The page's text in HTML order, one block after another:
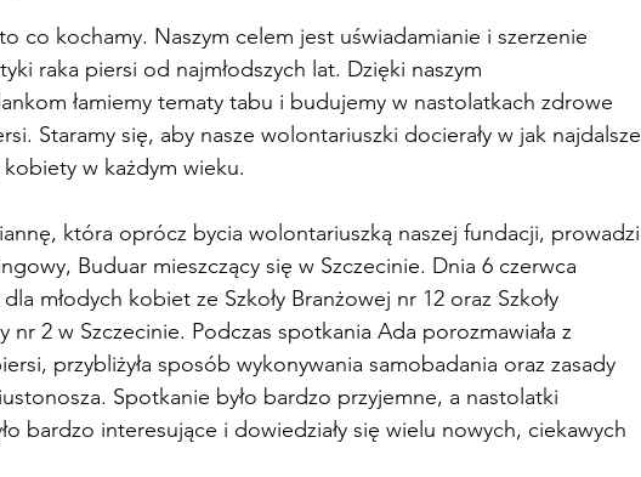
co kochamy. Naszym celem jest uświadamianie i szerzenie
raka piersi od najmłodszych lat. Dzięki naszym
łamiemy tematy tabu i budujemy w nastolatkach zdrowe
Staramy się, aby nasze wolontariuszki docierały w jak najdalsze
w każdym wieku.
która oprócz bycia wolontariuszką naszej fundacji, prowadzi
Buduar mieszczący się w Szczecinie. Dnia 6 czerwca
młodych kobiet ze Szkoły Branżowej nr 12 oraz Szkoły
nr 2 w Szczecinie. Podczas spotkania Ada porozmawiała z
przybliżyła sposób wykonywania samobadania oraz zasady
Spotkanie było bardzo przyjemne, a nastolatki
bardzo interesujące i dowiedziały się wielu nowych, ciekawych